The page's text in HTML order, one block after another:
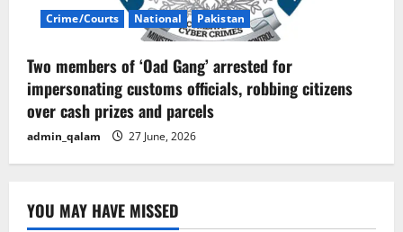
Crime/Courts National Pakistan
Two members of ‘Oad Gang’ arrested for
impersonating customs officials, robbing citizens
over cash prizes and parcels
admin_qalam 27 June, 2026
YOU MAY HAVE MISSED